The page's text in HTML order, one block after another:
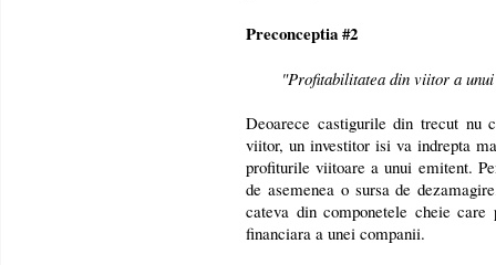
Preconceptia #2
"Profitabilitatea din viitor a
Deoarece castigurile din trecut nu
viitor, un investitor isi va indrepta
profiturile viitoare a unui emitent.
de asemenea o sursa de
cateva din componetele cheie
financiara a unei companii.